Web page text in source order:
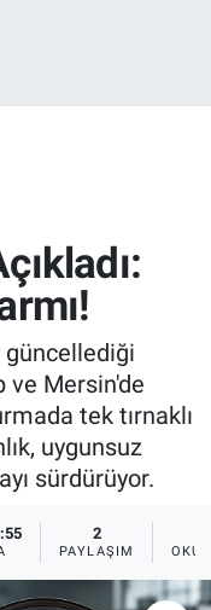
güncellediği
ve Mersin'de
tek tırnaklı
uygunsuz
sürdürüyor.
2
PAYLAŞIM